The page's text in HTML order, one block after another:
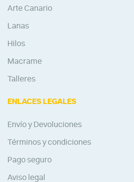
Arte Canario
Lanas
Hilos
Macrame
Talleres
ENLACES LEGALES
Envío y Devoluciones
Términos y condiciones
Pago seguro
Aviso legal